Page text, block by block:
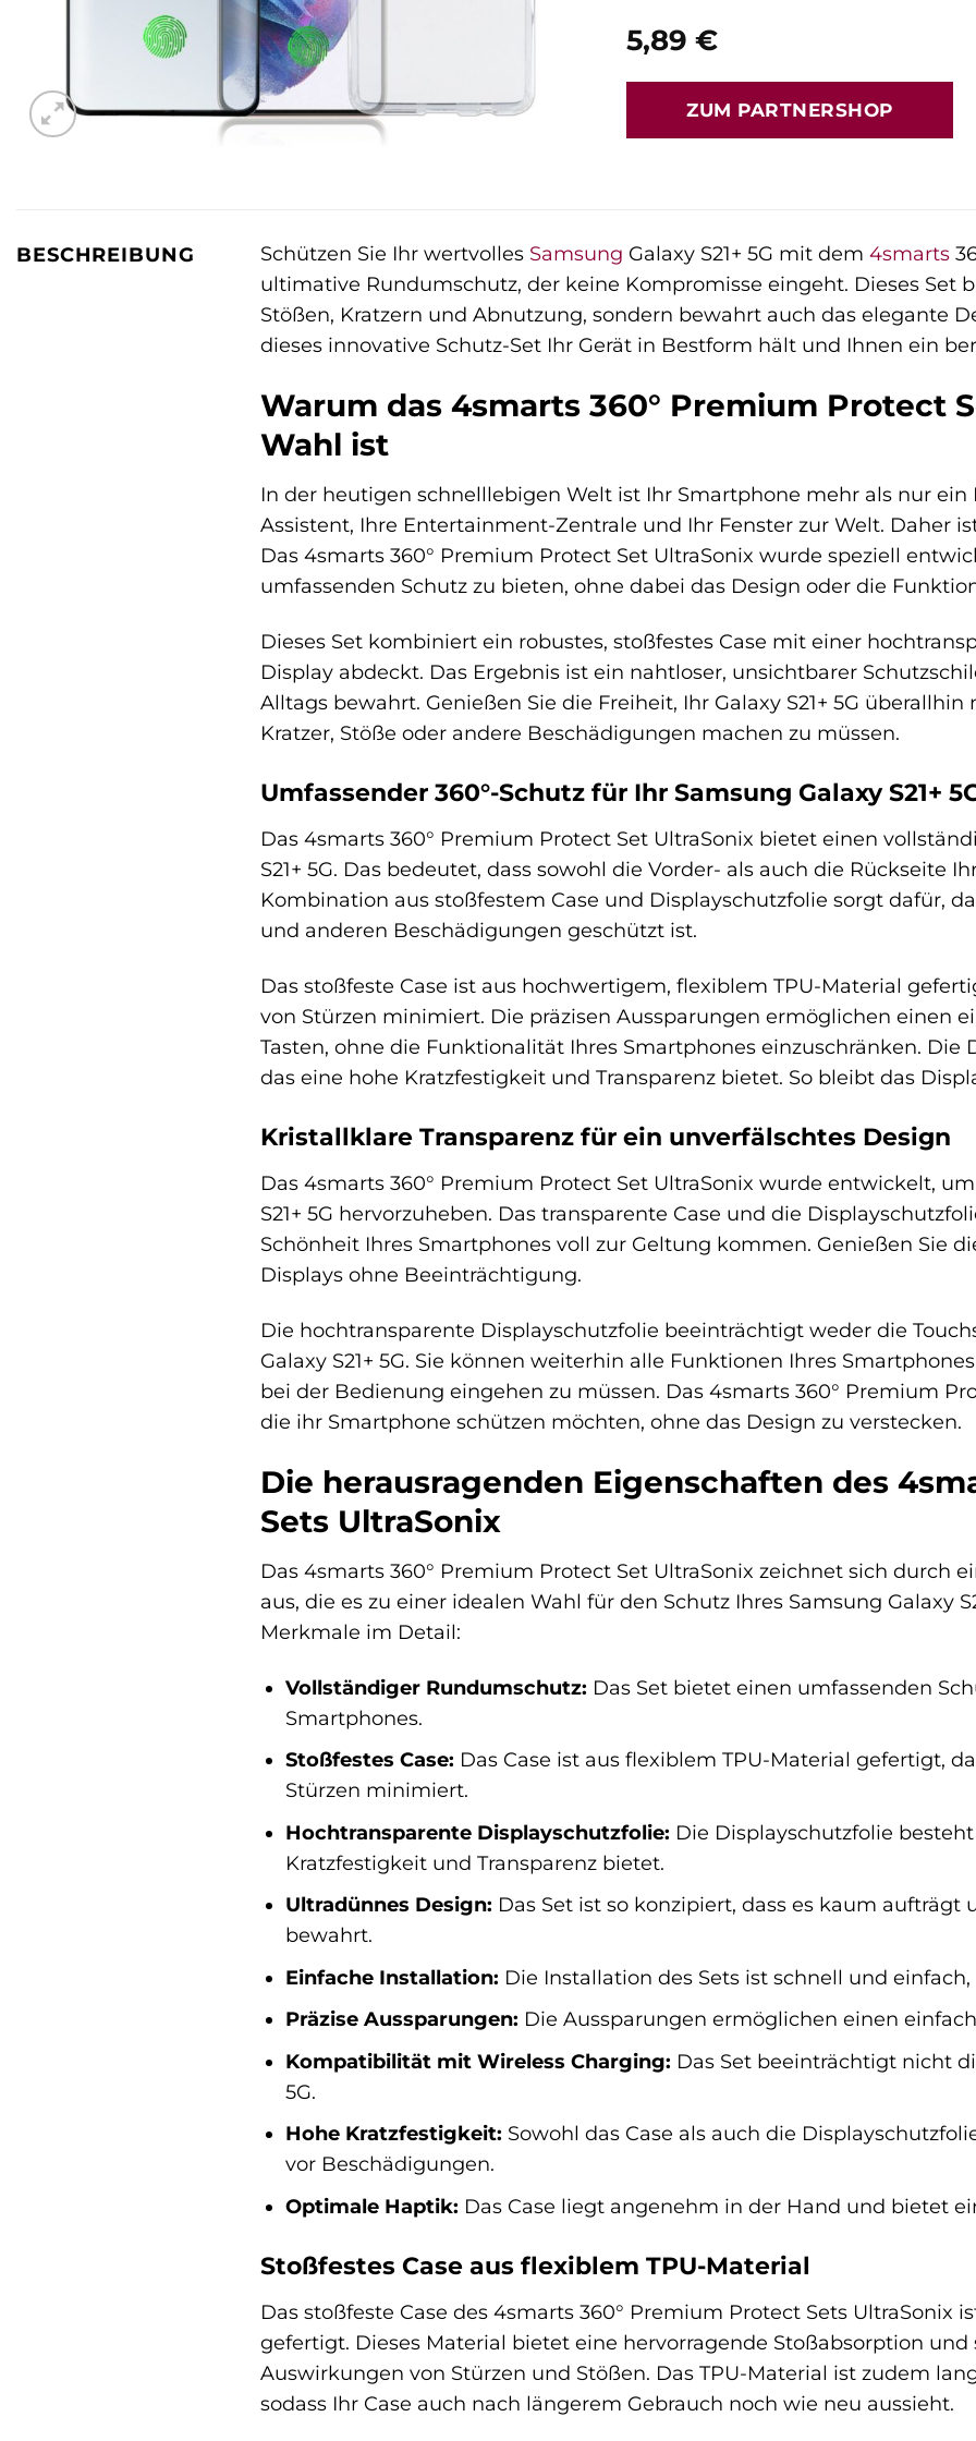
5,89 €
ZUM PARTNERSHOP
BESCHREIBUNG Schützen Sie Ihr wertvolles Samsung Galaxy S21+ 5G mit dem 4smarts
ultimative Rundumschutz, der keine Kompromisse eingeht. Dieses Set
Stößen, Kratzern und Abnutzung, sondern bewahrt auch das elegante
dieses innovative Schutz-Set Ihr Gerät in Bestform hält und Ihnen ein
Warum das 4smarts 360° Premium Protect
Wahl ist
In der heutigen schnelllebigen Welt ist Ihr Smartphone mehr als nur
Assistent, Ihre Entertainment-Zentrale und Ihr Fenster zur Welt. Daher
Das 4smarts 360° Premium Protect Set UltraSonix wurde speziell
umfassenden Schutz zu bieten, ohne dabei das Design oder die
Dieses Set kombiniert ein robustes, stoßfestes Case mit einer
Display abdeckt. Das Ergebnis ist ein nahtloser, unsichtbarer
Alltags bewahrt. Genießen Sie die Freiheit, Ihr Galaxy S21+ 5G
Kratzer, Stöße oder andere Beschädigungen machen zu müssen.
Umfassender 360°-Schutz für Ihr Samsung Galaxy S21+
Das 4smarts 360° Premium Protect Set UltraSonix bietet einen
S21+ 5G. Das bedeutet, dass sowohl die Vorder- als auch die Rückseite
Kombination aus stoßfestem Case und Displayschutzfolie sorgt dafür,
und anderen Beschädigungen geschützt ist.
Das stoßfeste Case ist aus hochwertigem, flexiblem TPU-Material
von Stürzen minimiert. Die präzisen Aussparungen ermöglichen einen
Tasten, ohne die Funktionalität Ihres Smartphones einzuschränken.
das eine hohe Kratzfestigkeit und Transparenz bietet. So bleibt das
Kristallklare Transparenz für ein unverfälschtes Design
Das 4smarts 360° Premium Protect Set UltraSonix wurde entwickelt,
S21+ 5G hervorzuheben. Das transparente Case und die
Schönheit Ihres Smartphones voll zur Geltung kommen. Genießen Sie
Displays ohne Beeinträchtigung.
Die hochtransparente Displayschutzfolie beeinträchtigt weder die
Galaxy S21+ 5G. Sie können weiterhin alle Funktionen Ihres
bei der Bedienung eingehen zu müssen. Das 4smarts 360° Premium
die ihr Smartphone schützen möchten, ohne das Design zu verstecken.
Die herausragenden Eigenschaften des
Sets UltraSonix
Das 4smarts 360° Premium Protect Set UltraSonix zeichnet sich durch
aus, die es zu einer idealen Wahl für den Schutz Ihres Samsung Galaxy
Merkmale im Detail:
Vollständiger Rundumschutz: Das Set bietet einen umfassenden
Smartphones.
Stoßfestes Case: Das Case ist aus flexiblem TPU-Material gefertigt,
Stürzen minimiert.
Hochtransparente Displayschutzfolie: Die Displayschutzfolie
Kratzfestigkeit und Transparenz bietet.
Ultradünnes Design: Das Set ist so konzipiert, dass es kaum
bewahrt.
Einfache Installation: Die Installation des Sets ist schnell und
Präzise Aussparungen: Die Aussparungen ermöglichen einen
Kompatibilität mit Wireless Charging: Das Set beeinträchtigt nicht
5G.
Hohe Kratzfestigkeit: Sowohl das Case als auch die
vor Beschädigungen.
Optimale Haptik: Das Case liegt angenehm in der Hand und bietet
Stoßfestes Case aus flexiblem TPU-Material
Das stoßfeste Case des 4smarts 360° Premium Protect Sets UltraSonix
gefertigt. Dieses Material bietet eine hervorragende Stoßabsorption und
Auswirkungen von Stürzen und Stößen. Das TPU-Material ist zudem
sodass Ihr Case auch nach längerem Gebrauch noch wie neu aussieht.